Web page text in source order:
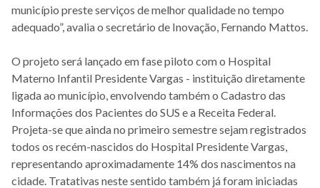
município preste serviços de melhor qualidade no tempo
adequado”, avalia o secretário de Inovação, Fernando Mattos.
O projeto será lançado em fase piloto com o Hospital
Materno Infantil Presidente Vargas - instituição diretamente
ligada ao município, envolvendo também o Cadastro das
Informações dos Pacientes do SUS e a Receita Federal.
Projeta-se que ainda no primeiro semestre sejam registrados
todos os recém-nascidos do Hospital Presidente Vargas,
representando aproximadamente 14% dos nascimentos na
cidade. Tratativas neste sentido também já foram iniciadas